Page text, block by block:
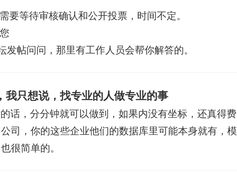
要等待审核确认和公开投票，时间不定。
发帖问问，那里有工作人员会帮你解答的。
我只想说，找专业的人做专业的事
话，分分钟就可以做到，如果内没有坐标，还真得费
司，你的这些企业他们的数据库里可能本身就有，模
很简单的。